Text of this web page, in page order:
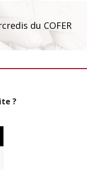
du COFER
?